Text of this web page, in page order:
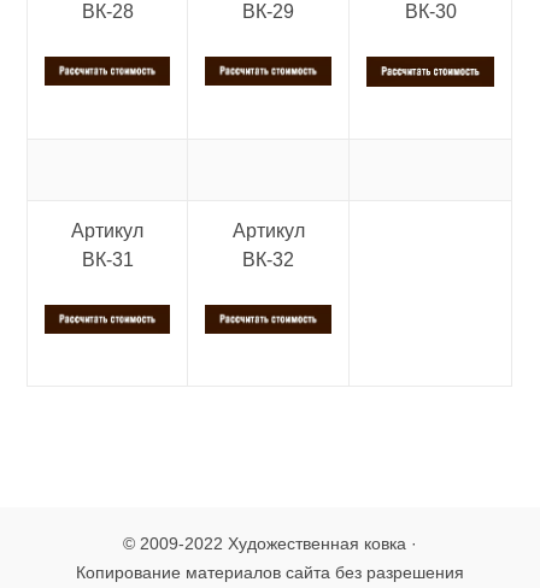
ВК-28
ВК-29
ВК-30
Артикул
ВК-31
Артикул
ВК-32
© 2009-2022 Художественная ковка ·
Копирование материалов сайта без разрешения